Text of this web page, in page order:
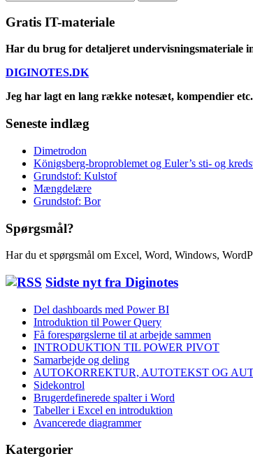
for:
Gratis IT-materiale
Har du brug for detaljeret undervisningsmateriale
DIGINOTES.DK
Jeg har lagt en lang række notesæt, kompendier
Seneste indlæg
Dimetrodon
Königsberg-broproblemet og Euler’s sti- og
Grundstof: Kulstof
Mængdelære
Grundstof: Bor
Spørgsmål?
Har du et spørgsmål om Excel, Word, Windows,
Sidste nyt fra Diginotes
Del dashboards med Power BI
Introduktion til Power Query
Få forespørgslerne til at arbejde sammen
INTRODUKTION TIL POWER PIVOT
Samarbejde og deling
AUTOKORREKTUR, AUTOTEKST OG
Sidekontrol
Brugerdefinerede spalter i Word
Tabeller i Excel en introduktion
Avancerede diagrammer
Katergorier